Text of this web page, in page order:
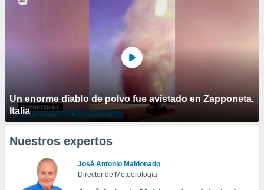
Un enorme diablo de polvo fue avistado en Zapponeta,
Italia
Nuestros expertos
José Antonio Maldonado
Director de Meteorología